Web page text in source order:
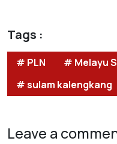
Tags :
# PLN
# Melayu
# sulam kalengkang
Leave a